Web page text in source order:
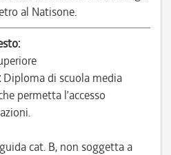
al Natisone.
Diploma di scuola media
permetta l’accesso
cat. B, non soggetta a